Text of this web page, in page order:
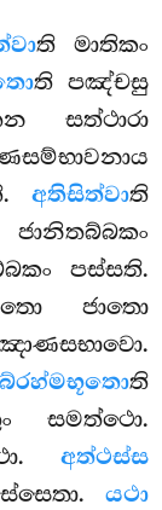
ති මාතිකං
ති පඤ්චසු
සත්ථාරා
අතිසිත්වාති
පස්සති.
ජාතො
බ්රහ්මභූතොති
සමත්ථො.
අත්ථස්ස
යථා